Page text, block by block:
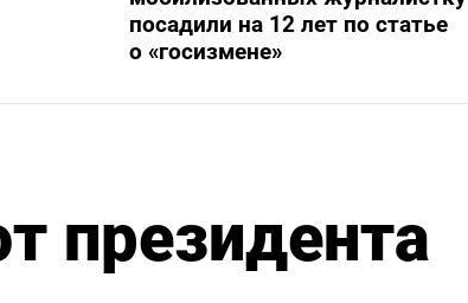
посадили на 12 лет по статье
о «госизмене»
президента